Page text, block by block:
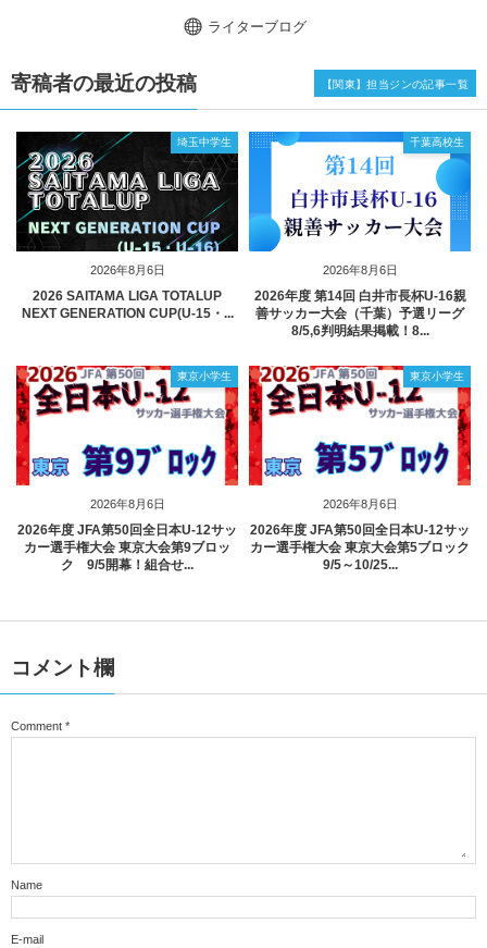
ライターブログ
寄稿者の最近の投稿
2026年8月6日
埼玉中学生
2026 SAITAMA LIGA TOTALUP
NEXT GENERATION CUP(U-15・...
2026年8月6日
千葉高校生
2026年度 第14回 白井市長杯U-16親
善サッカー大会（千葉）予選リーグ
8/5,6判明結果掲載！8...
2026年8月6日
東京小学生
2026年度 JFA第50回全日本U-12サッ
カー選手権大会 東京大会第9ブロッ
ク 9/5開幕！組合せ...
2026年8月6日
東京小学生
2026年度 JFA第50回全日本U-12サッ
カー選手権大会 東京大会第5ブロック
9/5～10/25...
【関東】担当ジンの記事一覧
コメント欄
Comment *
Name
E-mail